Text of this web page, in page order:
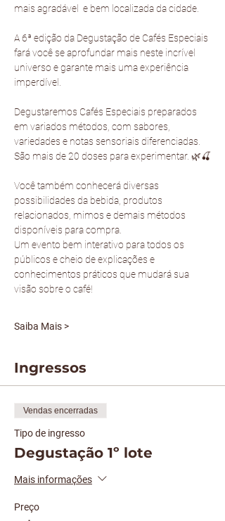
mais agradável  e bem localizada da cidade.
A 6ª edição da Degustação de Cafés Especiais
fará você se aprofundar mais neste incrível
universo e garante mais uma experiência
imperdível.
Degustaremos Cafés Especiais preparados
em variados métodos, com sabores,
variedades e notas sensoriais diferenciadas.
São mais de 20 doses para experimentar. 🌿🍒
Você também conhecerá diversas
possibilidades da bebida, produtos
relacionados, mimos e demais métodos
disponíveis para compra.
Um evento bem interativo para todos os
públicos e cheio de explicações e
conhecimentos práticos que mudará sua
visão sobre o café!
Saiba Mais >
Ingressos
Vendas encerradas
Tipo de ingresso
Degustação 1º lote
Mais informações
Preço